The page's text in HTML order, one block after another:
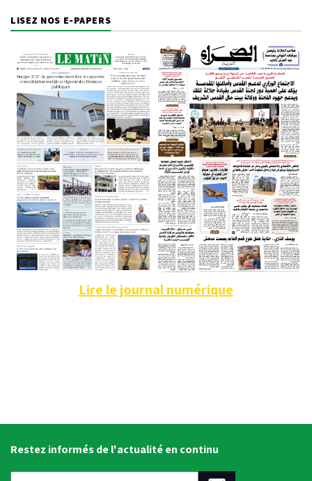
LISEZ NOS E-PAPERS
Lire le journal numérique
Restez informés de l'actualité en continu